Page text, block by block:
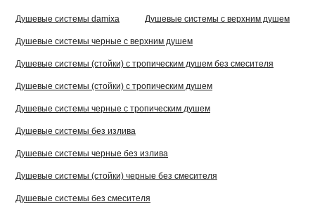
Душевые системы damixa Душевые системы с верхним душем
Душевые системы черные с верхним душем
Душевые системы (стойки) с тропическим душем без смесителя
Душевые системы (стойки) с тропическим душем
Душевые системы черные с тропическим душем
Душевые системы без излива
Душевые системы черные без излива
Душевые системы (стойки) черные без смесителя
Душевые системы без смесителя